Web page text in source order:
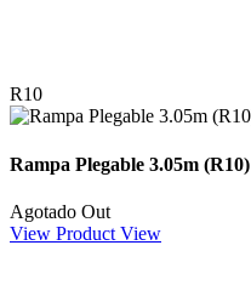
R10
Rampa Plegable 3.05m (R10)
Agotado Out
View Product View